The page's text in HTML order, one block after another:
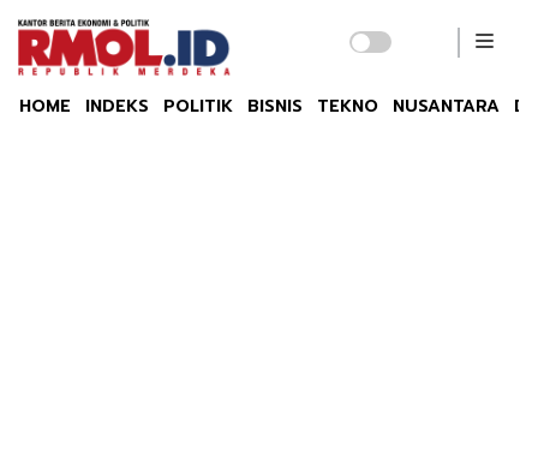
HOME INDEKS POLITIK BISNIS TEKNO NUSANTARA